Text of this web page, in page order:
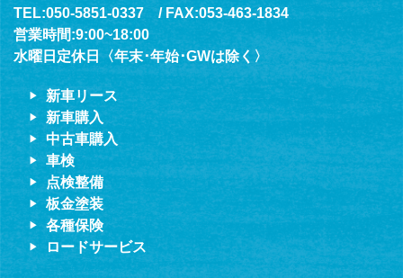
TEL:050-5851-0337 / FAX:053-463-1834
営業時間:9:00~18:00
水曜日定休日〈年末･年始･GWは除く〉
新車リース
新車購入
中古車購入
車検
点検整備
板金塗装
各種保険
ロードサービス